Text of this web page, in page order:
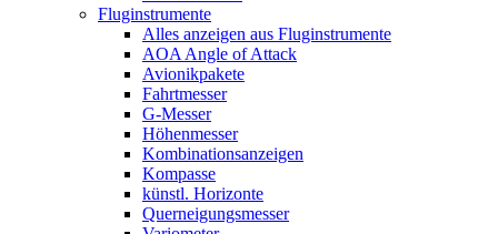
Fluginstrumente
Alles anzeigen aus Fluginstrumente
AOA Angle of Attack
Avionikpakete
Fahrtmesser
G-Messer
Höhenmesser
Kombinationsanzeigen
Kompasse
künstl. Horizonte
Querneigungsmesser